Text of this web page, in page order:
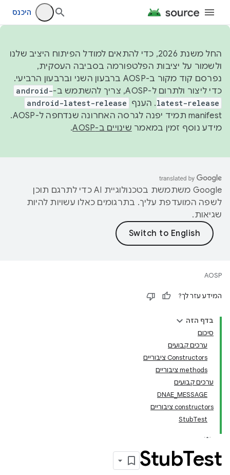
היכנס
החל משנת 2026, כדי להתאים למודל הפיתוח היציב שלנו
ולשמור על יציבות הפלטפורמה בסביבה העסקית,
נפרסם קוד מקור ב-AOSP ברבעון השני וברבעון הרביעי.
כדי ליצור ולתרום ל-AOSP, צריך להשתמש ב-
android-
latest-release. הענף android-latest-release
manifest תמיד יפנה לגרסה האחרונה שנדחפה ל-AOSP.
מידע נוסף זמין במאמר שינויים ב-AOSP .
‫Google משתמשת בטכנולוגיית AI כדי לתרגם תוכן
לשפה המועדפת עליך. בתרגומים כאלו עשויות להיות
שגיאות.
AOSP
המידע עזר לך?
בדף הזה
סיכום
ערכים קבועים
‫Constructors ציבוריים
‫methods ציבוריים
ערכים קבועים
DNAE_MESSAGE
‫constructors ציבוריים
StubTest
StubTest